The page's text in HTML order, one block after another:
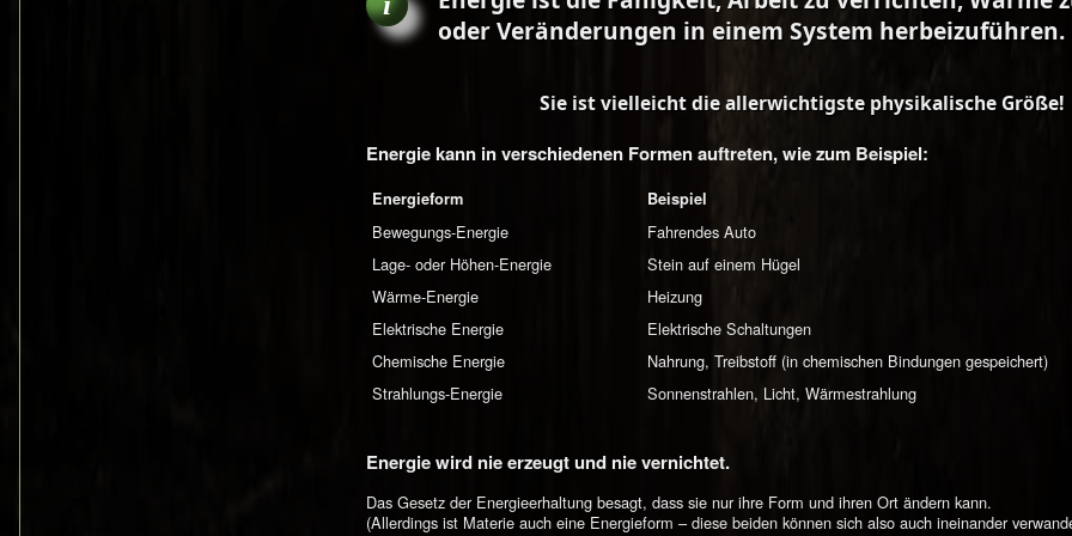
oder Veränderungen in einem System herbeizuführen.
Sie ist vielleicht die allerwichtigste physikalische Größe!
Energie kann in verschiedenen Formen auftreten, wie zum Beispiel:
Energieform Beispiel
Bewegungs-Energie
Fahrendes Auto
Lage- oder Höhen-Energie
Stein auf einem Hügel
Wärme-Energie
Heizung
Elektrische Energie
Elektrische Schaltungen
Chemische Energie
Nahrung, Treibstoff (in chemischen Bindungen gespeichert)
Strahlungs-Energie
Sonnenstrahlen, Licht, Wärmestrahlung
Energie wird nie erzeugt und nie vernichtet.
Das Gesetz der Energieerhaltung besagt, dass sie nur ihre Form und ihren Ort ändern kann.
(Allerdings ist Materie auch eine Energieform – diese beiden können sich also auch ineinander